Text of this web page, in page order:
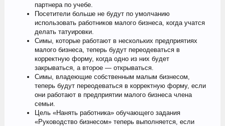
партнера по учебе.
Посетители больше не будут по умолчанию
использовать работников малого бизнеса, когда учатся
делать татуировки.
Симы, которые работают в нескольких предприятиях
малого бизнеса, теперь будут переодеваться в
корректную форму, когда одно из них будет
закрываться, а второе — открываться.
Симы, владеющие собственным малым бизнесом,
теперь будут переодеваться в корректную форму, если
они работают в предприятии малого бизнеса члена
семьи.
Цель «Нанять работника» обучающего задания
«Руководство бизнесом» теперь выполняется, если